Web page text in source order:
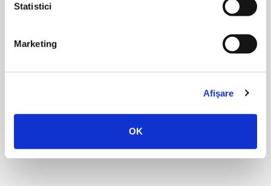
Statistici
Marketing
Afişare
OK
Editura Humanitas pe Social